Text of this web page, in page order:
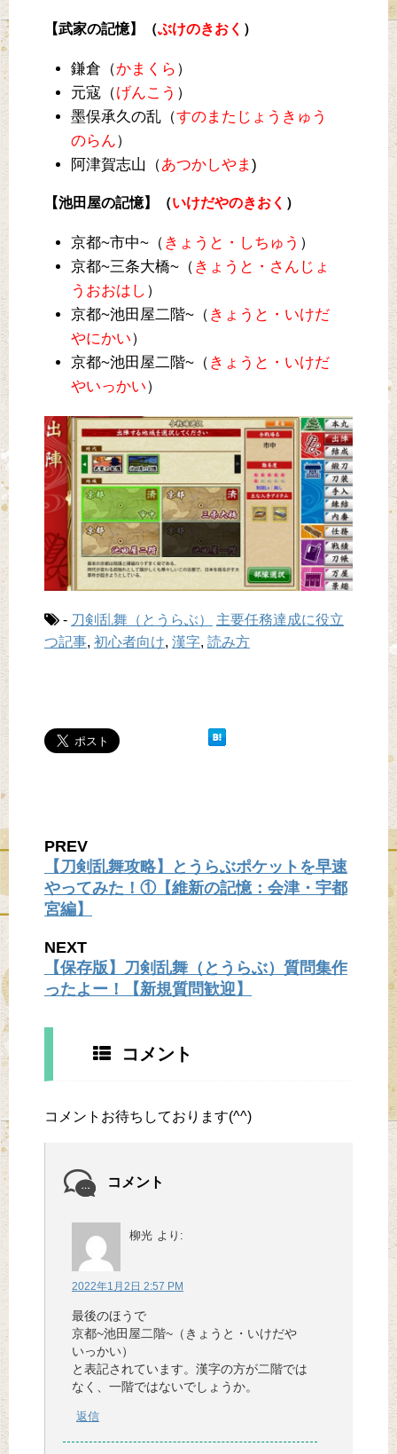
【武家の記憶】（ぶけのきおく ）
鎌倉（かまくら ）
元寇（げんこう ）
墨俣承久の乱（すのまたじょうきゅう
のらん）
阿津賀志山（あつかしやま )
【池田屋の記憶】（いけだやのきおく ）
京都~市中~（ きょうと・しちゅう ）
京都~三条大橋~（ きょうと・さんじょ
うおおはし ）
京都~池田屋二階~（ きょうと・いけだ
やにかい）
京都~池田屋二階~（ きょうと・いけだ
やいっかい）
- 刀剣乱舞（とうらぶ）
主要任務達成に役立
つ記事, 初心者向け, 漢字, 読み方
PREV
【刀剣乱舞攻略】とうらぶポケットを早速
やってみた！①【維新の記憶：会津・宇都
宮編】
NEXT
【保存版】刀剣乱舞（とうらぶ）質問集作
ったよー！【新規質問歓迎】
コメント
コメントお待ちしております(^^)
コメント
柳光 より:
2022年1月2日 2:57 PM
最後のほうで
京都~池田屋二階~（きょうと・いけだや
いっかい）
と表記されています。漢字の方が二階では
なく、一階ではないでしょうか。
返信